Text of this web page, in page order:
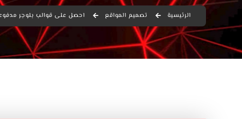
الرئيسية تصميم المواقع احصل على قوالب بلوجر